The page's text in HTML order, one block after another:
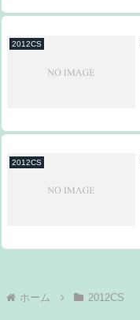
2012CS
2012CS
ホーム 2012CS